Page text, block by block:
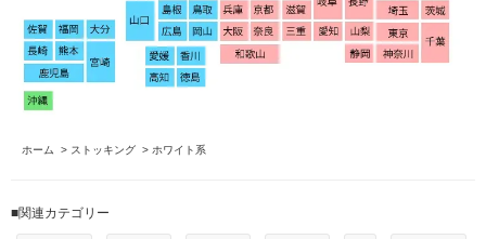
ホーム > ストッキング > ホワイト系
■関連カテゴリー